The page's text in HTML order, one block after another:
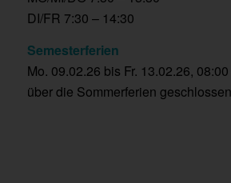
DI/FR 7:30 – 14:30
Semesterferien
Mo. 09.02.26 bis Fr. 13.02.26,
über die Sommerferien geschlossen